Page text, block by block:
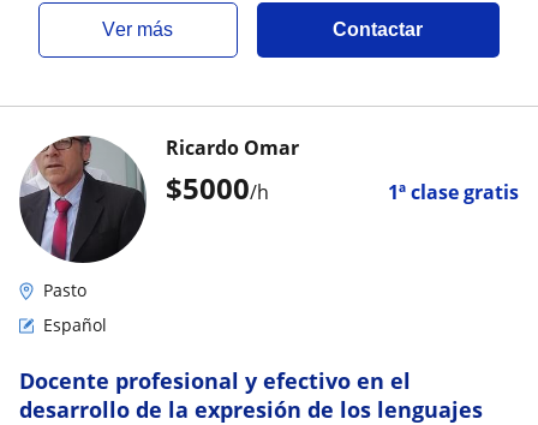
ver más Contactar
$5000/h 1ª clase gratis
Ricardo Omar
Pasto
Español
Docente profesional y efectivo en el
desarrollo de la expresión de los lenguajes